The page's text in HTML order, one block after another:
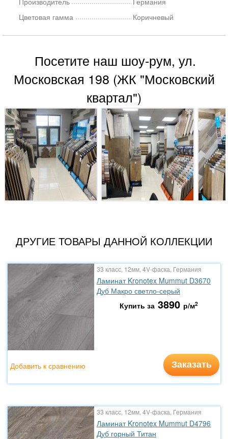
Цветовая гамма
Коричневый
Посетите наш шоу-рум, ул.
Московская 198 (ЖК "Московский
квартал")
ДРУГИЕ ТОВАРЫ ДАННОЙ КОЛЛЕКЦИИ
33 класс, 12мм, 4V-фаска, Германия
Ламинат Kronotex Mummut D3670
Дуб Макро светло-серый
Купить за 3890 р/м2
Заказать
Добавить к сравнению
33 класс, 12мм, 4V-фаска, Германия
Ламинат Kronotex Mummut D4796
Дуб горный Титан